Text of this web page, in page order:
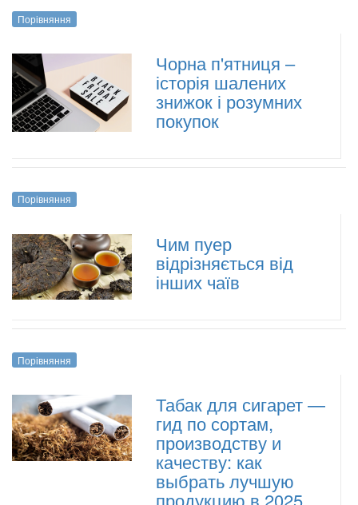
Порівняння
Чорна п'ятниця –
історія шалених
знижок і розумних
покупок
Порівняння
Чим пуер
відрізняється від
інших чаїв
Порівняння
Табак для сигарет —
гид по сортам,
производству и
качеству: как
выбрать лучшую
продукцию в 2025